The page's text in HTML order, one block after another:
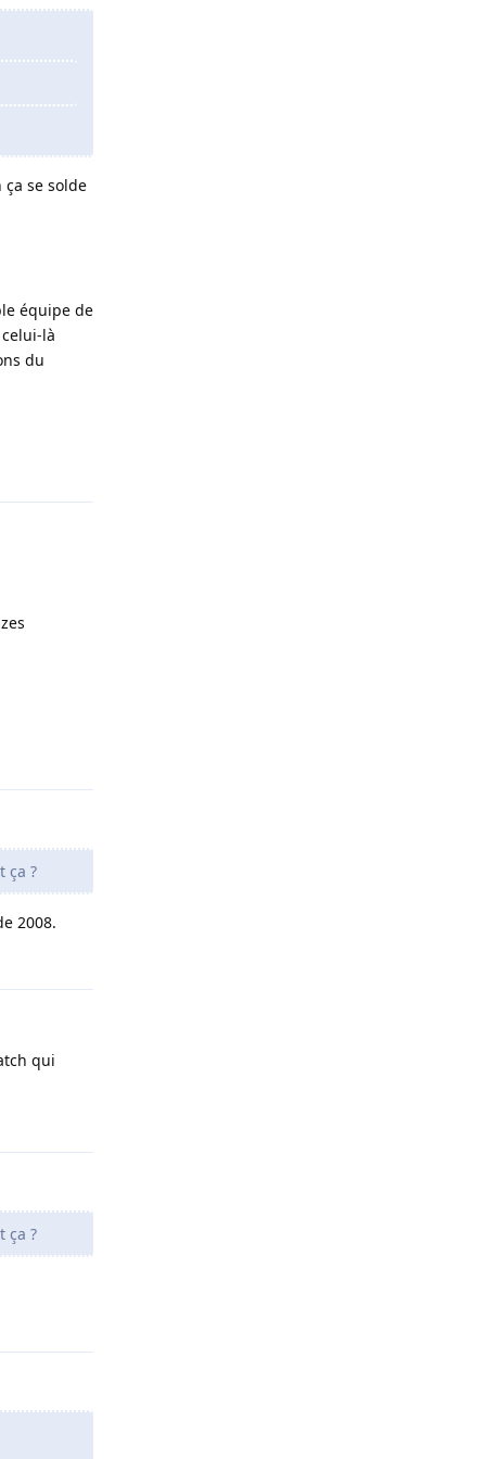
se solde
équipe de
là
du
ça ?
2008.
qui
ça ?